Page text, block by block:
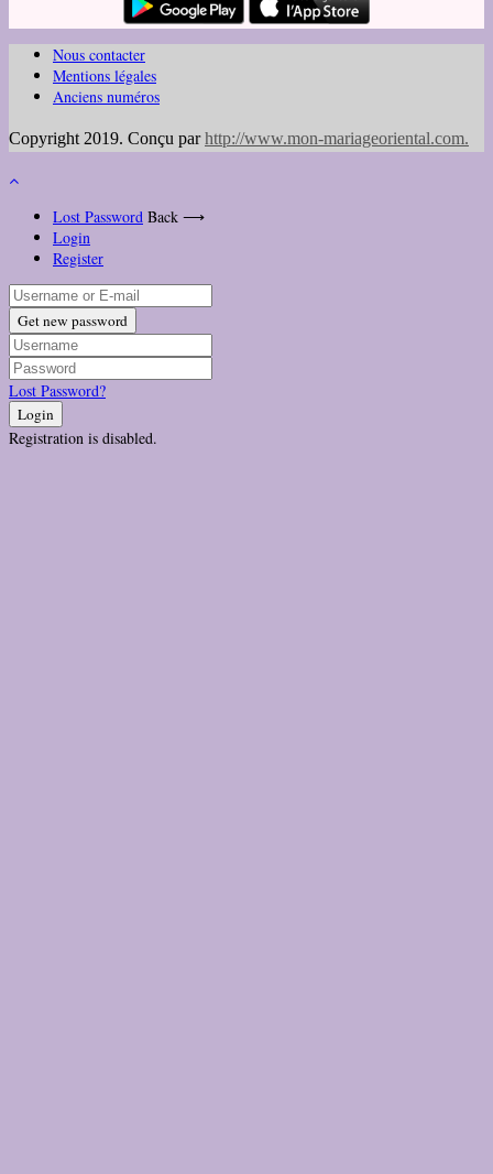
Nous contacter
Mentions légales
Anciens numéros
Copyright 2019. Conçu parhttp://www.mon-mariageoriental.com.
Lost Password Back ⟶
Login
Register
Get new password
Lost Password?
Login
Registration is disabled.